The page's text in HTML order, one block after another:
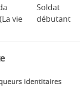
vie
Soldat
débutant
identitaires